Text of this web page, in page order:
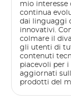
mio interesse
continua
dai linguaggi
innovativi.
colmare il
gli utenti di
contenuti
piacevoli per
aggiornati
prodotti del